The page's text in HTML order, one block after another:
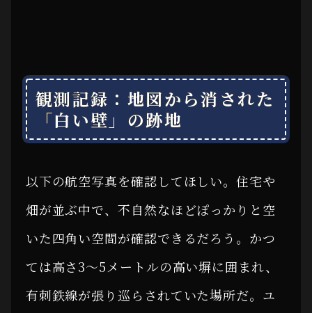
観測記録：地図から消された
「白い壁」の跡地
以下の航空写真を確認してほしい。住宅や
畑が並ぶ中で、不自然なほどぽっかりと空
いた四角い空間が確認できるだろう。かつ
ては高さ3〜5メートルの高い塀に囲まれ、
有刺鉄線が張り巡らされていた場所だ。ユ